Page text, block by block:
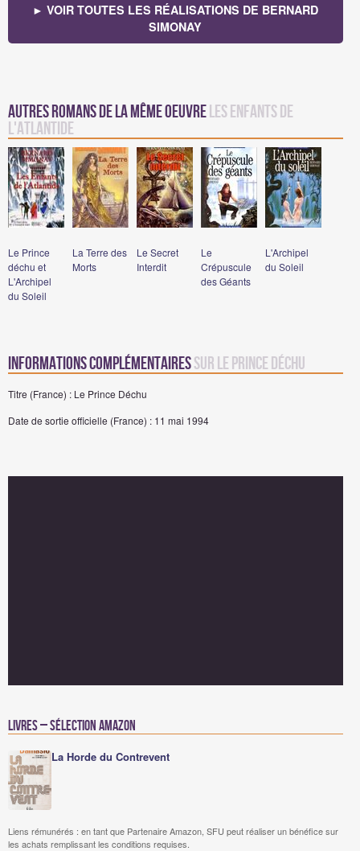
► VOIR TOUTES LES RÉALISATIONS DE BERNARD
SIMONAY
Autres romans de la même oeuvre Les Enfants de
l'Atlantide
Le Prince
déchu et
L'Archipel
du Soleil
La Terre des
Morts
Le Secret
Interdit
Le
Crépuscule
des Géants
L'Archipel
du Soleil
Informations complémentairessur Le Prince Déchu
Titre (France) : Le Prince Déchu
Date de sortie officielle (France) : 11 mai 1994
Livres – Sélection Amazon
La Horde du Contrevent
Liens rémunérés : en tant que Partenaire Amazon, SFU peut réaliser un bénéfice sur
les achats remplissant les conditions requises.